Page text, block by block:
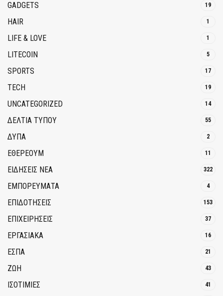
GADGETS 19
HAIR 1
LIFE & LOVE 1
LITECOIN 5
SPORTS 17
TECH 19
UNCATEGORIZED 14
ΔΕΛΤΙΑ ΤΥΠΟΥ 55
ΔΥΠΑ 2
ΕΘΈΡΕΟΥΜ 11
ΕΙΔΗΣΕΙΣ ΝΕΑ 322
ΕΜΠΟΡΕΥΜΑΤΑ 4
ΕΠΙΔΟΤΗΣΕΙΣ 153
ΕΠΙΧΕΙΡΗΣΕΙΣ 37
ΕΡΓΑΣΙΑΚΑ 16
ΕΣΠΑ 21
ΖΩΗ 43
ΙΣΟΤΙΜΙΕΣ 41